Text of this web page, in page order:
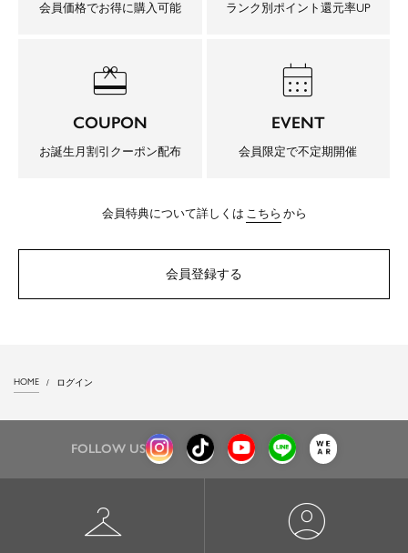
会員価格でお得に購入可能 ランク別ポイント還元率UP
redeem
COUPON
お誕生月割引クーポン配布
calendar_month
EVENT
会員限定で不定期開催
会員特典について詳しくは こちら から
会員登録する
HOME ログイン
FOLLOW US
checkroom account_circle